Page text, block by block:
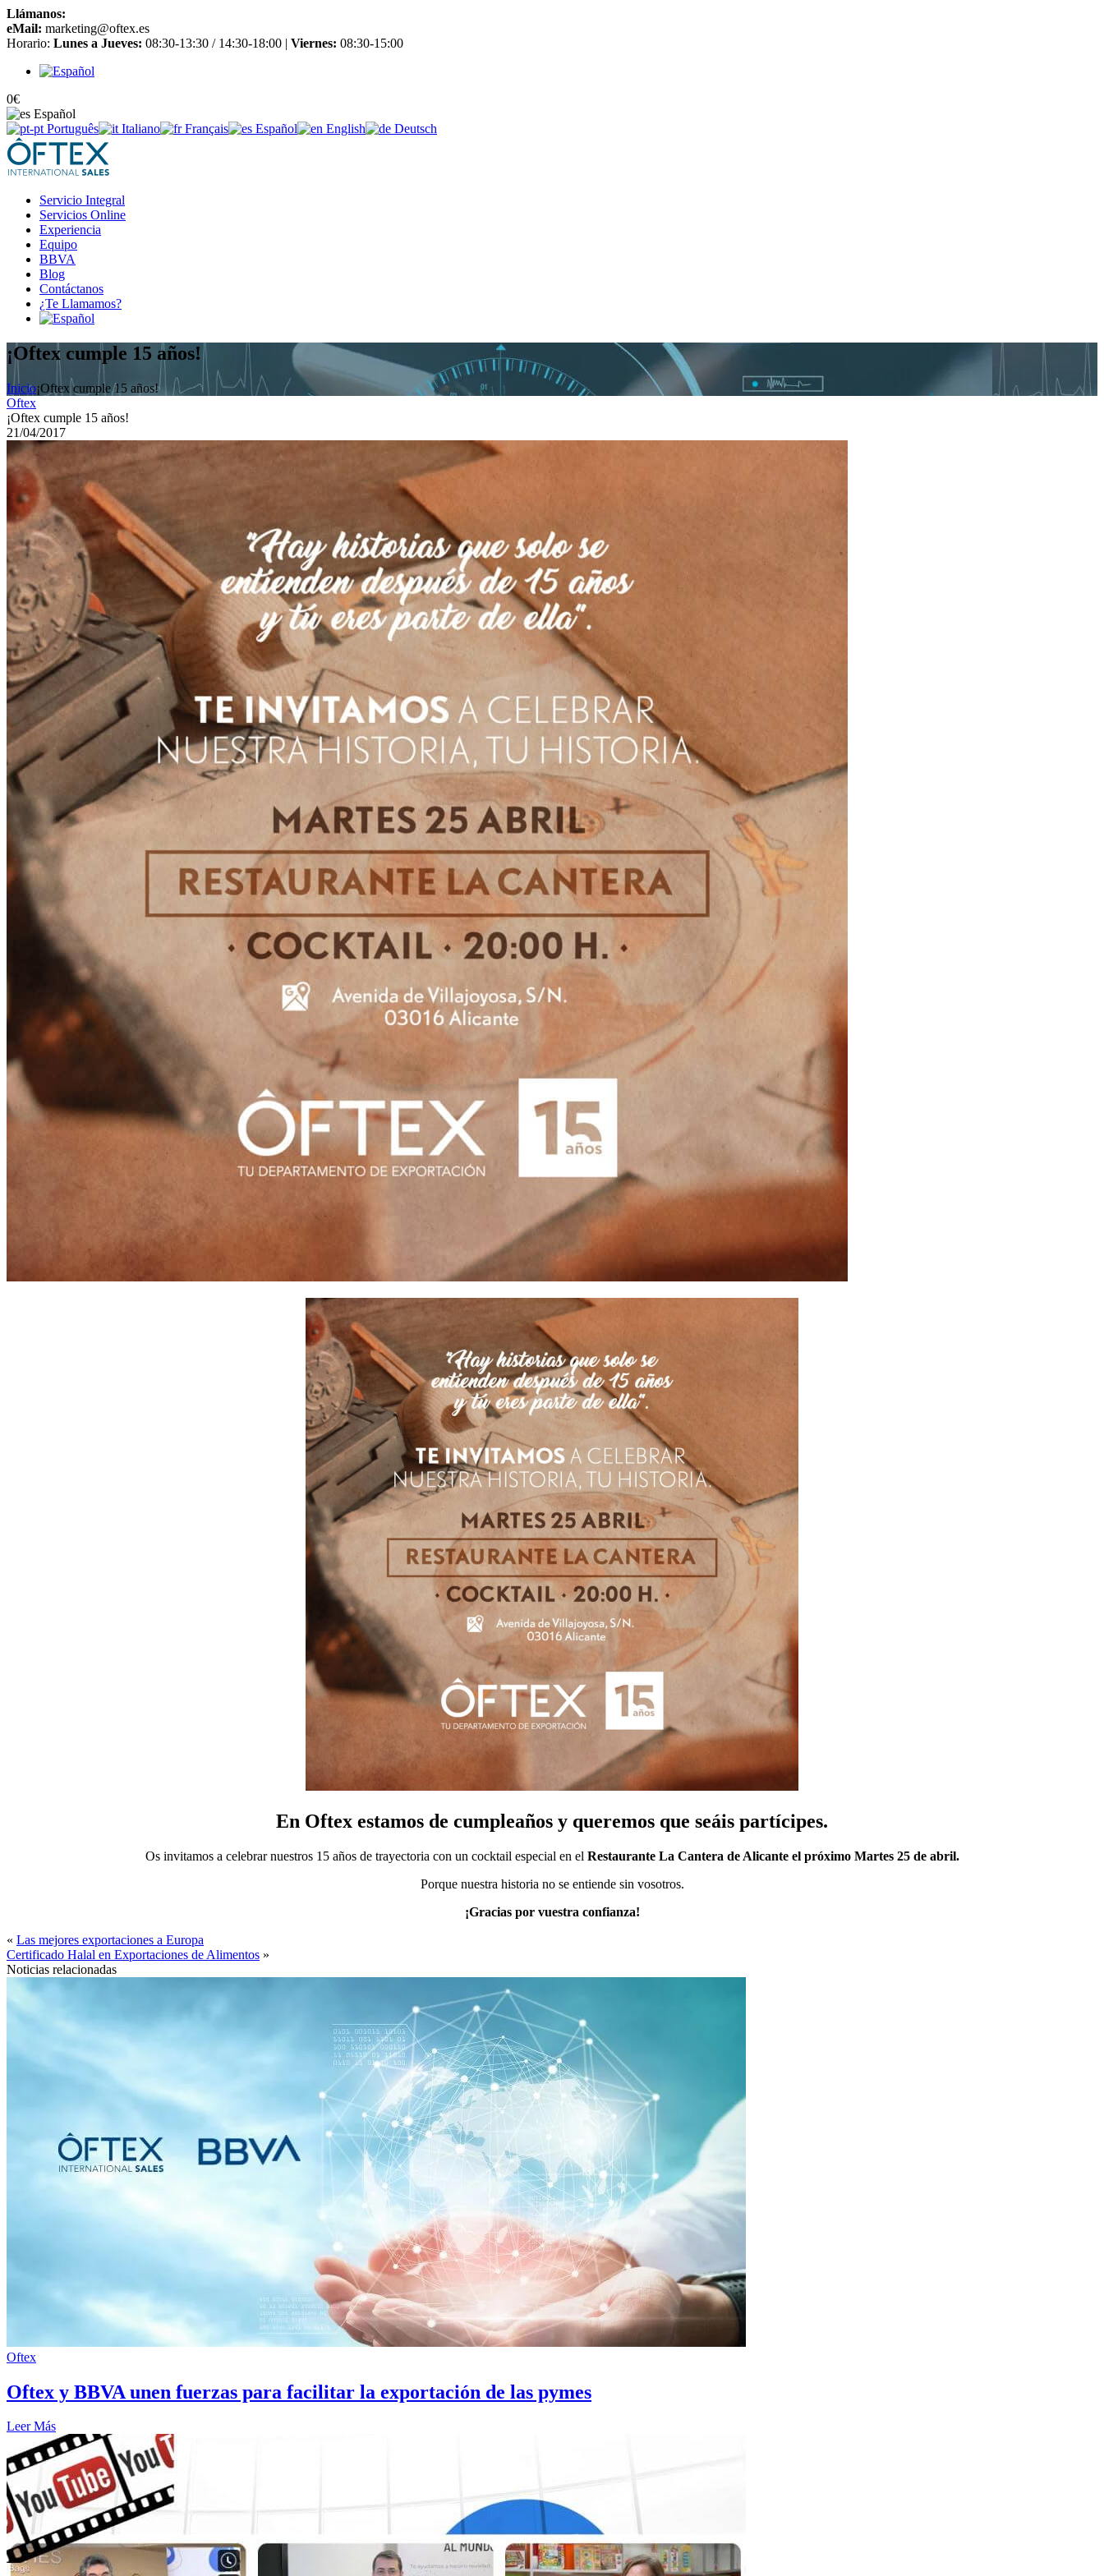
Llámanos:
eMail: marketing@oftex.es
Horario: Lunes a Jueves: 08:30-13:30 / 14:30-18:00 | Viernes: 08:30-15:00
0€
Español
Português
Italiano Français Español English Deutsch
Servicio Integral
Servicios Online
Experiencia
Equipo
BBVA
Blog
Contáctanos
¿Te Llamamos?
¡Oftex cumple 15 años!
Inicio¡Oftex cumple 15 años!
Oftex
¡Oftex cumple 15 años!
21/04/2017
En Oftex estamos de cumpleaños y queremos que seáis partícipes.
Os invitamos a celebrar nuestros 15 años de trayectoria con un cocktail especial en el Restaurante La Cantera de Alicante el próximo Martes 25 de abril.
Porque nuestra historia no se entiende sin vosotros.
¡Gracias por vuestra confianza!
« Las mejores exportaciones a Europa
Certificado Halal en Exportaciones de Alimentos »
Noticias relacionadas
Oftex
Oftex y BBVA unen fuerzas para facilitar la exportación de las pymes
Leer Más